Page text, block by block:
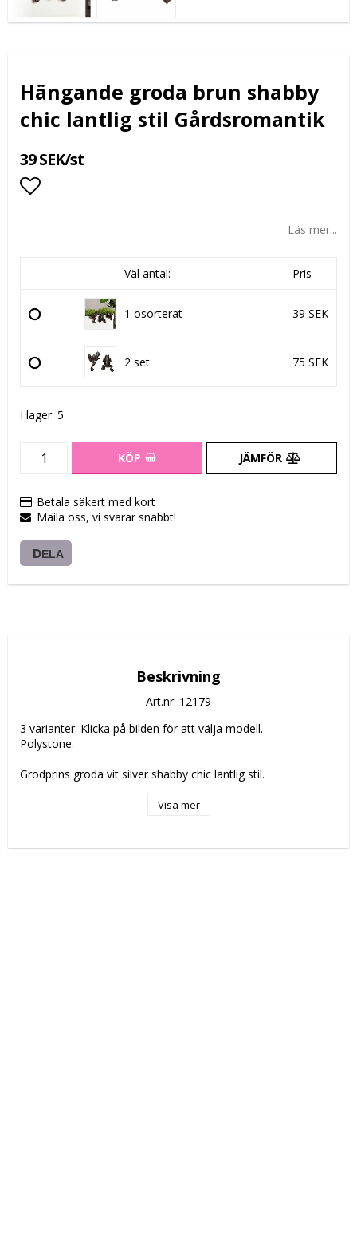
Hängande groda brun shabby
chic lantlig stil Gårdsromantik
39 SEK/st
Läs mer...
Väl antal: Pris
1 osorterat 39 SEK
2 set 75 SEK
I lager: 5
KÖP JÄMFÖR
Betala säkert med kort
Maila oss, vi svarar snabbt!
DELA
Beskrivning
Art.nr: 12179
3 varianter. Klicka på bilden för att välja modell.
Polystone.
Grodprins groda vit silver shabby chic lantlig stil.
Visa mer